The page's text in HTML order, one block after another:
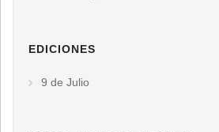
EDICIONES
9 de Julio